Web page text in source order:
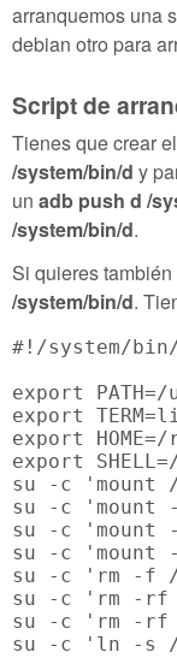
arranquemos una
debian otro para
Script de
Tienes que crear
/system/bin/d y
un adb push d /
/system/bin/d.
Si quieres
/system/bin/d.
#!/system/
export
export
export
export
su -c 'mount
su -c 'mount
su -c 'mount
su -c 'mount
su -c 'rm -f /
su -c 'rm -rf
su -c 'rm -rf
su -c 'ln -s /